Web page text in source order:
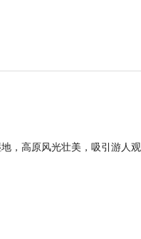
，高原风光壮美，吸引游人观